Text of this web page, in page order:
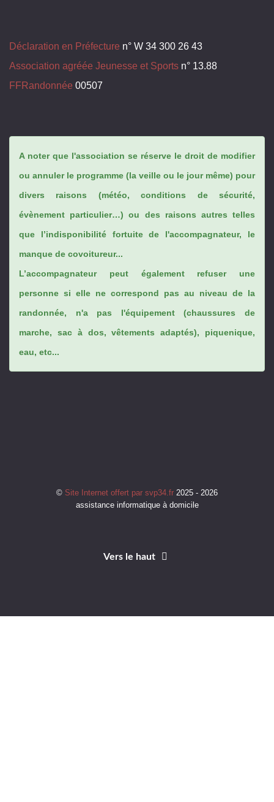
Déclaration en Préfecture n° W 34 300 26 43
Association agréée Jeunesse et Sports n° 13.88
FFRandonnée 00507
A noter que l'association se réserve le droit de modifier
ou annuler le programme (la veille ou le jour même) pour
divers raisons (météo, conditions de sécurité,
évènement particulier…) ou des raisons autres telles
que l’indisponibilité fortuite de l'accompagnateur, le
manque de covoitureur...
L’accompagnateur peut également refuser une
personne si elle ne correspond pas au niveau de la
randonnée, n'a pas l'équipement (chaussures de
marche, sac à dos, vêtements adaptés), piquenique,
eau, etc...
© Site Internet offert par svp34.fr 2025 - 2026
assistance informatique à domicile
Vers le haut